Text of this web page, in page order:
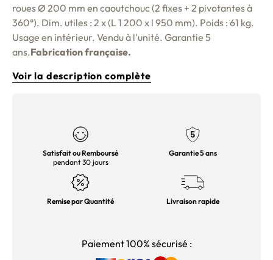
roues Ø 200 mm en caoutchouc (2 fixes + 2 pivotantes à
360°). Dim. utiles : 2 x (L 1 200 x l 950 mm). Poids : 61 kg.
Usage en intérieur. Vendu à l'unité. Garantie 5
ans.Fabrication française.
Voir la description complète
Satisfait ou Remboursé
pendant 30 jours
Garantie 5 ans
Remise par Quantité Livraison rapide
Paiement 100% sécurisé :